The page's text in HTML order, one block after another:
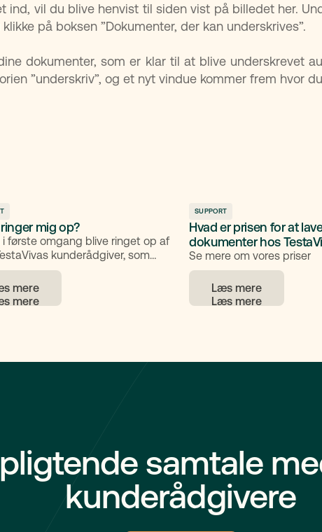
ind, vil du blive henvist til siden vist på billedet her.
på boksen ”Dokumenter, der kan underskrives”.
dokumenter, som er klar til at blive underskrevet
”underskriv”, og et nyt vindue kommer frem hvor
mig op?
i første omgang blive ringet op af
kunderådgiver, som
indledende samtale med
mere
SUPPORT
Hvad er prisen for at
dokumenter hos
Se mere om vores priser
Læs mere
samtale
kunderådgivere